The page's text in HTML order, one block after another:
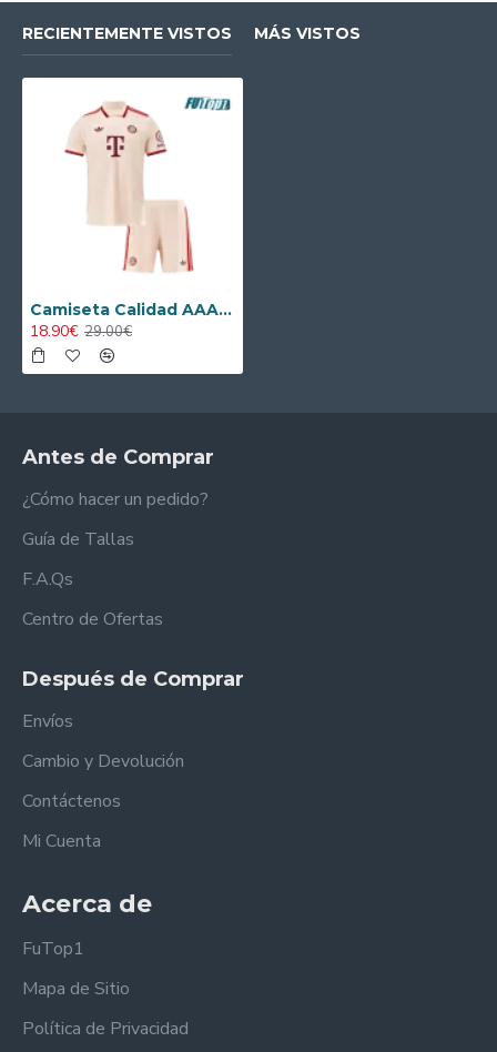
RECIENTEMENTE VISTOS MÁS VISTOS
Camiseta Calidad AAA Bayern Munich Tercera Equipación 2024/25 Equipación Niño
18.90€ 29.00€
Antes de Comprar
¿Cómo hacer un pedido?
Guía de Tallas
F.A.Qs
Centro de Ofertas
Después de Comprar
Envíos
Cambio y Devolución
Contáctenos
Mi Cuenta
Acerca de
FuTop1
Mapa de Sitio
Política de Privacidad